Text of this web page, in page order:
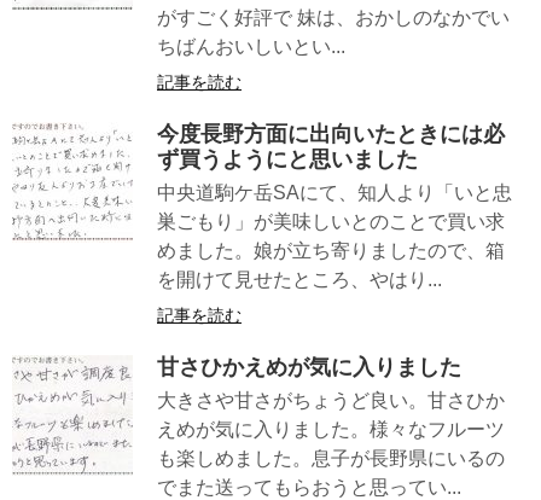
がすごく好評で 妹は、おかしのなかでい
ちばんおいしいとい...
記事を読む
今度長野方面に出向いたときには必
ず買うようにと思いました
中央道駒ケ岳SAにて、知人より「いと忠
巣ごもり」が美味しいとのことで買い求
めました。娘が立ち寄りましたので、箱
を開けて見せたところ、やはり...
記事を読む
甘さひかえめが気に入りました
大きさや甘さがちょうど良い。甘さひか
えめが気に入りました。様々なフルーツ
も楽しめました。息子が長野県にいるの
でまた送ってもらおうと思ってい...